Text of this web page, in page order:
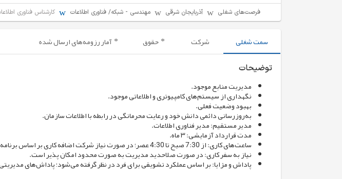
فرصت‌های شغلی آذربایجان شرقی مهندسی - شبکه/ فناوری اطلاعات کارشناس فناوری
سمت شغلی شرکت حقوق آمار رزومه‌های ارسال شده
توضیحات
مدیریت منابع موجود.
نگهداری از سیستم‌های کامپیوتری و اطلاعاتی موجود.
بهبود وضعیت فعلی.
به‌روزرسانی دائمی دانش خود و رعایت محرمانگی در رابطه با اطلاعات سازمان.
مدیر مستقیم: مدیر فناوری اطلاعات.
مدت قرارداد آزمایشی: ۳ ماه.
ساعت‌های کاری: از 7:30 صبح تا 4:30 عصر؛ در صورت نیاز شرکت اضافه کاری بر اساس برنامه تولید ابلاغ می‌شود.
نیاز به سفر کاری: در صورت صلاحدید مدیریت به صورت محدود امکان پذیر است.
پاداش و مزایا: بر اساس عملکرد تشویقی برای فرد در نظر گرفته می‌شود؛ پاداش‌های